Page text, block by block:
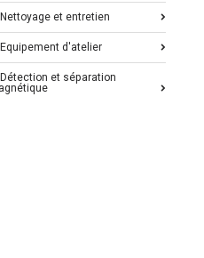
et entretien
d'atelier
et séparation